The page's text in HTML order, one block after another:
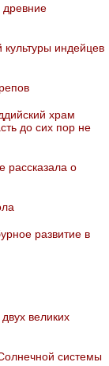
древние
индейцев
храм
до сих пор не
рассказала о
развитие в
великих
системы